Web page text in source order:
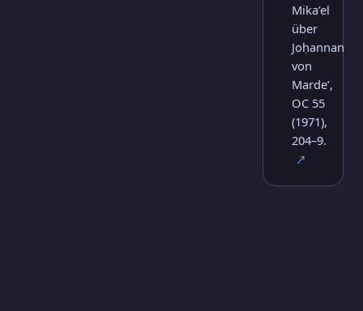
Mika’el
über
Joḥannan
von
Marde’,
OC 55
(1971),
204–9.
↗